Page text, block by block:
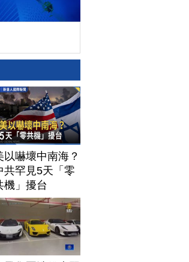
以嚇壞中南海？
共罕見5天「零
機」擾台